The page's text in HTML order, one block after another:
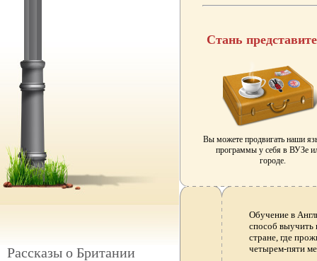
Рассказы о Британии
Стань
Вы можете продвигать наши
программы у себя в ВУЗе
городе.
Обучение в
способ выучить
стране, где
четырем-пяти